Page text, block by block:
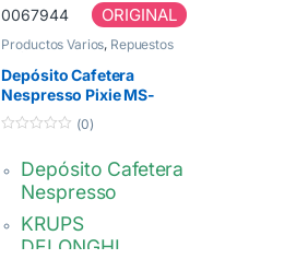
MS-623495ORIGINAL
Productos Varios, Repuestos
Cafeteras Dolce Gusto
Depósito Cafetera
Nespresso Pixie MS-
0067944
e
(0)
Depósito Cafetera
Nespresso
KRUPS
DELONGHI